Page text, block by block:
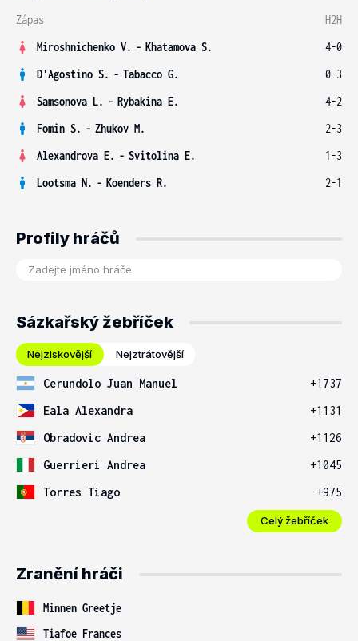
Zápas
H2H
Miroshnichenko V. - Khatamova S.
4-0
D'Agostino S. - Tabacco G.
0-3
Samsonova L. - Rybakina E.
4-2
Fomin S. - Zhukov M.
2-3
Alexandrova E. - Svitolina E.
1-3
Lootsma N. - Koenders R. 2-1
Profily hráčů
Sázkařský žebříček
Nejziskovější Nejztrátovější
Cerundolo Juan Manuel
+1737
Eala Alexandra
+1131
Obradovic Andrea
+1126
Guerrieri Andrea
+1045
Torres Tiago
+975
Celý žebříček
Zranění hráči
Minnen Greetje
Tiafoe Frances